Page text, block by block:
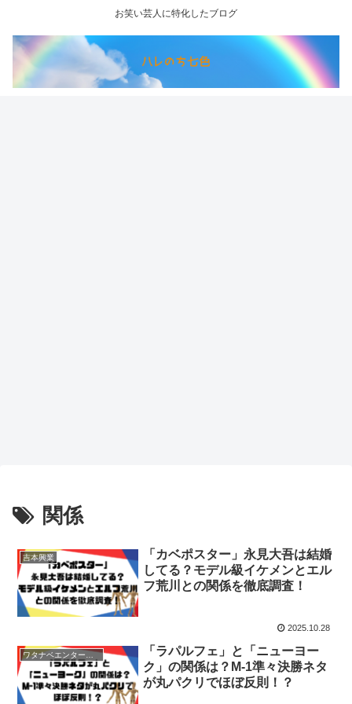
お笑い芸人に特化したブログ
関係
吉本興業
「カベポスター」永見大吾は結婚
してる？モデル級イケメンとエル
フ荒川との関係を徹底調査！
2025.10.28
「ラパルフェ」と「ニューヨー
ク」の関係は？M-1準々決勝ネタ
が丸パクリでほぼ反則！？